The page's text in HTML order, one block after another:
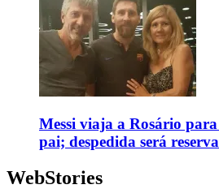
Messi viaja a Rosário
pai; despedida será
WebStories